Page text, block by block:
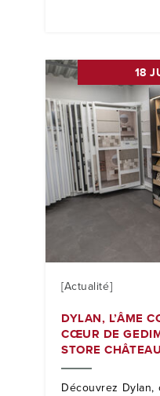
18
[Actualité]
DYLAN, L’ÂME
CŒUR DE
STORE
Découvrez Dylan,